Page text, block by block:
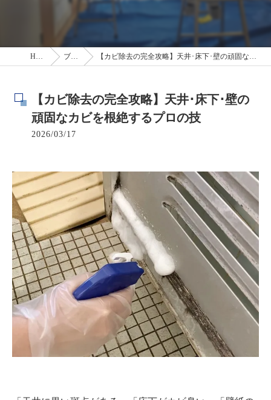
HOME ブログ 【カビ除去の完全攻略】天井･床下･壁の頑固なカビを根絶するプロの技
【カビ除去の完全攻略】天井･床下･壁の
頑固なカビを根絶するプロの技
2026/03/17